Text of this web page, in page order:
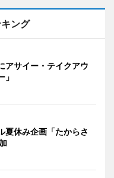
ング
アサイー・テイクアウ
」
夏休み企画「たからさ